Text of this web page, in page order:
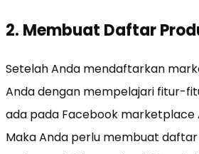
2. Membuat Daftar
Setelah Anda mendaftarkan
Anda dengan mempelajari fitur-
ada pada Facebook marketplace
Maka Anda perlu membuat